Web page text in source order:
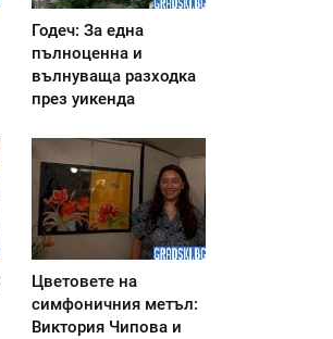
Годеч: За една
пълноценна и
вълнуваща разходка
през уикенда
Цветовете на
симфоничния метъл:
Виктория Чипова и